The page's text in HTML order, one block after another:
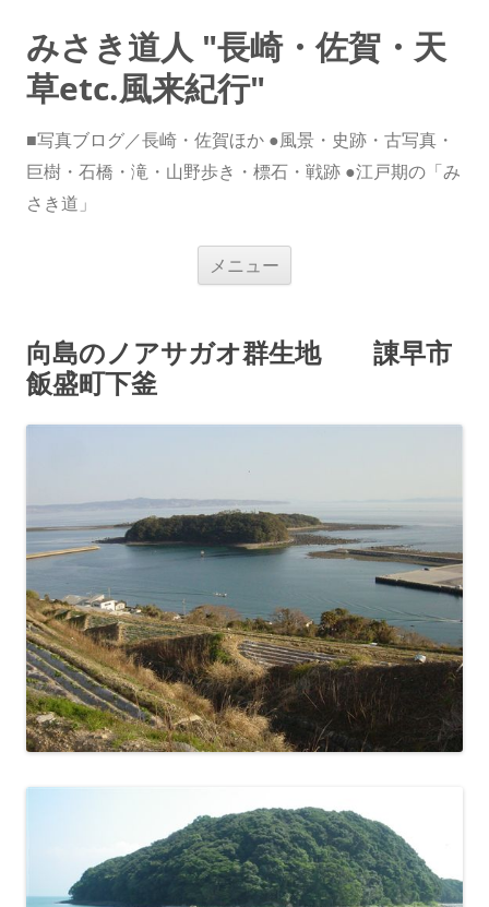
みさき道人 "長崎・佐賀・天
草etc.風来紀行"
■写真ブログ／長崎・佐賀ほか ●風景・史跡・古写真・
巨樹・石橋・滝・山野歩き・標石・戦跡 ●江戸期の「み
さき道」
メニュー
ス
キ
向島のノアサガオ群生地 諌早市
飯盛町下釜